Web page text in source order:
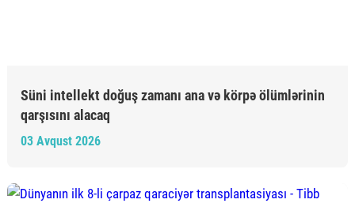
Süni intellekt doğuş zamanı ana və körpə ölümlərinin
qarşısını alacaq
03 Avqust 2026